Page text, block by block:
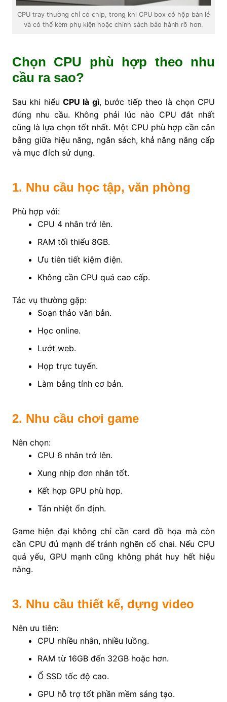
CPU tray thường chỉ có chip, trong khi CPU box có hộp bán lẻ
và có thể kèm phụ kiện hoặc chính sách bảo hành rõ hơn.
Chọn CPU phù hợp theo nhu
cầu ra sao?
Sau khi hiểuCPU là gì, bước tiếp theo là chọn CPU
đúng nhu cầu. Không phải lúc nào CPU đắt nhất
cũng là lựa chọn tốt nhất. Một CPU phù hợp cần cân
bằng giữa hiệu năng, ngân sách, khả năng nâng cấp
và mục đích sử dụng.
1. Nhu cầu học tập, văn phòng
Phù hợp với:
CPU 4 nhân trở lên.
RAM tối thiểu 8GB.
Ưu tiên tiết kiệm điện.
Không cần CPU quá cao cấp.
Tác vụ thường gặp:
Soạn thảo văn bản.
Học online.
Lướt web.
Họp trực tuyến.
Làm bảng tính cơ bản.
2. Nhu cầu chơi game
Nên chọn:
CPU 6 nhân trở lên.
Xung nhịp đơn nhân tốt.
Kết hợp GPU phù hợp.
Tản nhiệt ổn định.
Game hiện đại không chỉ cần card đồ họa mà còn
cần CPU đủ mạnh để tránh nghẽn cổ chai. Nếu CPU
quá yếu, GPU mạnh cũng không phát huy hết hiệu
năng.
3. Nhu cầu thiết kế, dựng video
Nên ưu tiên:
CPU nhiều nhân, nhiều luồng.
RAM từ 16GB đến 32GB hoặc hơn.
Ổ SSD tốc độ cao.
GPU hỗ trợ tốt phần mềm sáng tạo.